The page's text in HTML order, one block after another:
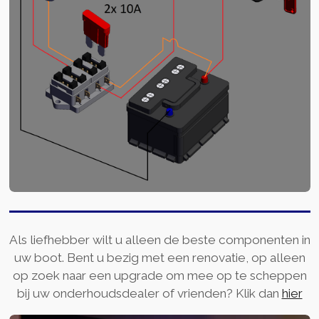
Als liefhebber wilt u alleen de beste componenten in
uw boot. Bent u bezig met een renovatie, op alleen
op zoek naar een upgrade om mee op te scheppen
bij uw onderhoudsdealer of vrienden? Klik dan hier